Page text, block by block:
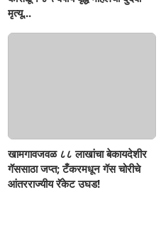
मृत्यू...
खामगावजवळ ८८ लाखांचा बेकायदेशीर
गॅससाठा जप्त; टँकरमधून गॅस चोरीचे
आंतरराज्यीय रॅकेट उघड!